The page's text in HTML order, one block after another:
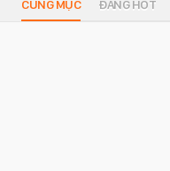
CÙNG MỤC ĐANG HOT